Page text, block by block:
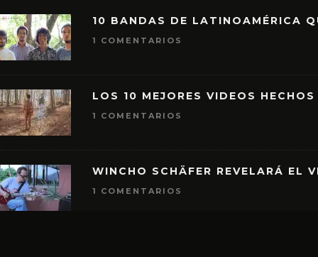
10 BANDAS DE LATINOAMÉRICA
1 COMENTARIOS
LOS 10 MEJORES VIDEOS
1 COMENTARIOS
WINCHO SCHÄFER REVELARÁ EL
1 COMENTARIOS